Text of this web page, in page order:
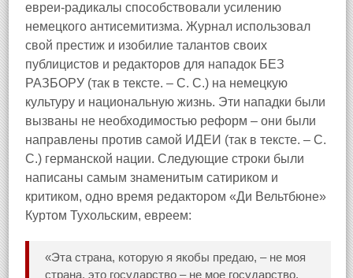
евреи‑радикалы способствовали усилению
немецкого антисемитизма. Журнал использовал
свой престиж и изобилие талантов своих
публицистов и редакторов для нападок БЕЗ
РАЗБОРУ (так в тексте. – С. С.) на немецкую
культуру и национальную жизнь. Эти нападки были
вызваны не необходимостью реформ – они были
направлены против самой ИДЕИ (так в тексте. – С.
С.) германской нации. Следующие строки были
написаны самым знаменитым сатириком и
критиком, одно время редактором «Ди Вельтбюне»
Куртом Тухольским, евреем:
«Эта страна, которую я якобы предаю, – не моя
страна, это государство – не мое государство,